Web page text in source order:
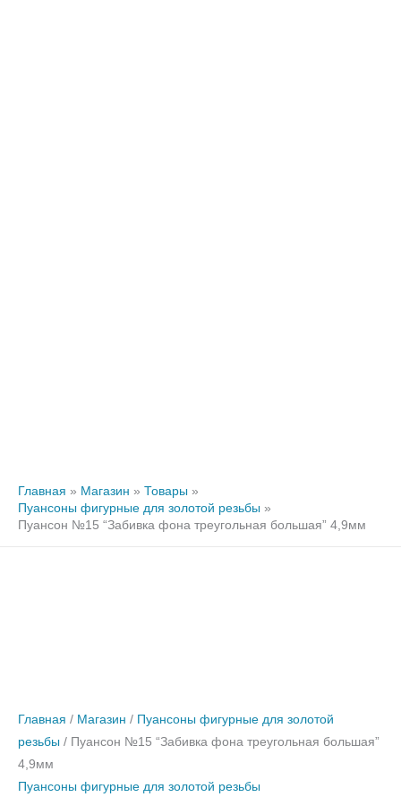
Главная Магазин
Товары
Пуансоны фигурные для золотой резьбы
Пуансон №15 “Забивка фона треугольная большая” 4,9мм
Главная / Магазин / Пуансоны фигурные для золотой
резьбы / Пуансон №15 “Забивка фона треугольная большая”
4,9мм
Пуансоны фигурные для золотой резьбы
фона
треугольная
большая”
4,9мм
4,8мм
ромб"
с
насечками”